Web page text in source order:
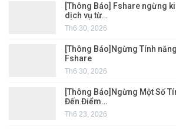
[Thông Báo] Fshare ngừng
dịch vụ từ…
Th6 30, 2026
[Thông Báo]Ngừng Tính
Fshare
Th6 30, 2026
[Thông Báo]Ngừng Một Số
Đến Điểm…
Th6 23, 2026